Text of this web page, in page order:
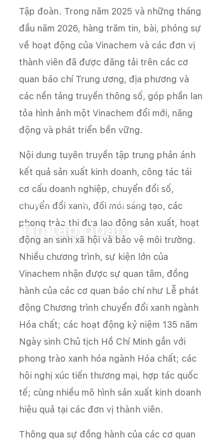
Trang chủ Tin tức Tin tập đoàn
Tin tập đoàn
Tập đoàn. Trong năm 2025 và những tháng
đầu năm 2026, hàng trăm tin, bài, phóng sự
về hoạt động của Vinachem và các đơn vị
thành viên đã được đăng tải trên các cơ
quan báo chí Trung ương, địa phương và
các nền tảng truyền thông số, góp phần lan
tỏa hình ảnh một Vinachem đổi mới, năng
động và phát triển bền vững.
Nội dung tuyên truyền tập trung phản ánh
kết quả sản xuất kinh doanh, công tác tái
cơ cấu doanh nghiệp, chuyển đổi số,
chuyển đổi xanh, đổi mới sáng tạo, các
phong trào thi đua lao động sản xuất, hoạt
động an sinh xã hội và bảo vệ môi trường.
Nhiều chương trình, sự kiện lớn của
Vinachem nhận được sự quan tâm, đồng
hành của các cơ quan báo chí như Lễ phát
động Chương trình chuyển đổi xanh ngành
Hóa chất; các hoạt động kỷ niệm 135 năm
Ngày sinh Chủ tịch Hồ Chí Minh gắn với
phong trào xanh hóa ngành Hóa chất; các
hội nghị xúc tiến thương mại, hợp tác quốc
tế; cùng nhiều mô hình sản xuất kinh doanh
hiệu quả tại các đơn vị thành viên.
Thông qua sự đồng hành của các cơ quan